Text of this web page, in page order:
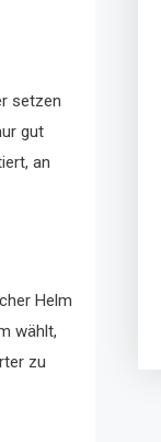
setzen
gut
an
Helm
wählt,
zu